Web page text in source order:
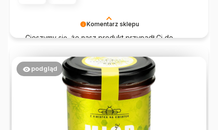
Komentarz sklepu
Cieszymy się, że nasz produkt przypadł Ci do
największa motywacja do dalszej pracy!
podgląd